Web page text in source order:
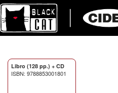
Libro (128 pp.) + CD
ISBN: 9788853001801